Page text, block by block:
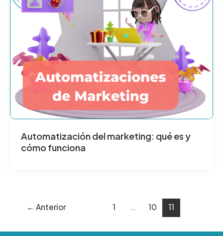
Automatización del marketing: qué es y
cómo funciona
← Anterior 1 … 10 11